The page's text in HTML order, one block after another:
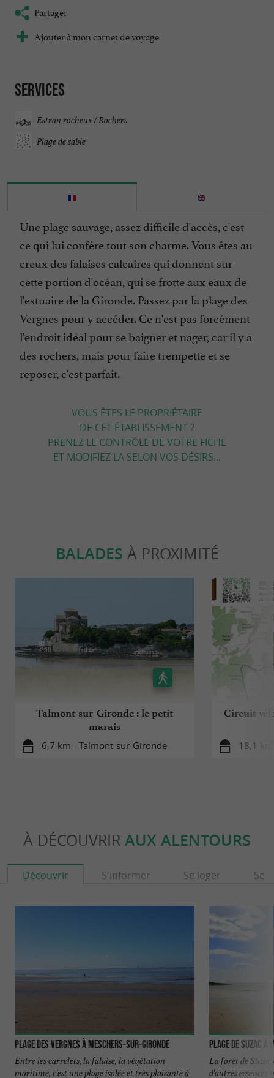
Partager
Ajouter à mon carnet de voyage
Services
Estran rocheux / Rochers
Plage de sable
Une plage sauvage, assez difficile d'accès, c'est
ce qui lui confère tout son charme. Vous êtes au
creux des falaises calcaires qui donnent sur
cette portion d'océan, qui se frotte aux eaux de
l'estuaire de la Gironde. Passez par la plage des
Vergnes pour y accéder. Ce n'est pas forcément
l'endroit idéal pour se baigner et nager, car il y a
des rochers, mais pour faire trempette et se
reposer, c'est parfait.
VOUS ÊTES LE PROPRIÉTAIRE
DE CET ÉTABLISSEMENT ?
PRENEZ LE CONTRÔLE DE VOTRE FICHE
ET MODIFIEZ LA SELON VOS DÉSIRS...
BALADES À PROXIMITÉ
Talmont-sur-Gironde : le petit
marais
6,7 km - Talmont-sur-Gironde
Circuit
18,1
À DÉCOUVRIR AUX ALENTOURS
Découvrir S'informer Se loger Se
Plage des Vergnes à Meschers-sur-Gironde
Entre les carrelets, la falaise, la végétation
maritime, c'est une plage isolée et très plaisante à
Plage de Suzac
La forêt de Suzac
d'autres